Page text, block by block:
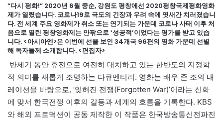
“다시 평화!” 2020년 6월 중순, 강원도 평창에선 2020평창국제평화영화
제가 열렸습니다. 코로나19로 극도의 긴장과 우려 속에 엿새간 치러졌습니
다. 전 세계 주요 영화제가 취소 또는 연기되는 가운데 코로나 사태 이후 처
음으로 열린 평창영화제는 안팎으로 ‘성공적’이었다는 평가를 받고 있습
니다. <아시아엔>은 이번에 선을 보인 34개국 96편의 영화 가운데 선별
해 독자들께 소개합니다. <편집자>
반세기 동안 휴전으로 여전히 대치하고 있는 한반도의 지정학
적 의미를 새롭게 조명하는 다큐멘터리. 영화는 배우 존 조의 내
레이션을 바탕으로, ‘잊혀진 전쟁(Forgotten War)’이라는 신화
에 맞서 한국전쟁 이후의 갈등과 세계의 흐름을 기록한다. KBS
와 해외 프로덕션이 공동 제작한 이 작품은 한국방송통신전파진